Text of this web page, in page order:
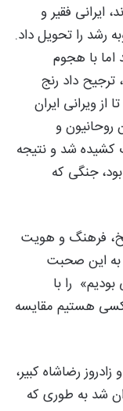
ایرانی فقیر و
رشد را تحویل داد.
با هجوم
ترجیح داد رنج
از ویرانی ایران
روحانیون و
کشیده شد و نتیجه
جنگی که
فرهنگ و هویت
به این صحبت
را با
هستیم مقایسه
رضاشاه کبیر،
شد به طوری که